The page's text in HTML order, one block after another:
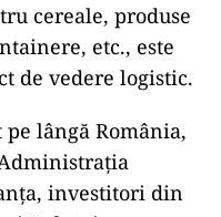
cereale, produse
etc., este
de vedere logistic.
lângă România,
investitori din